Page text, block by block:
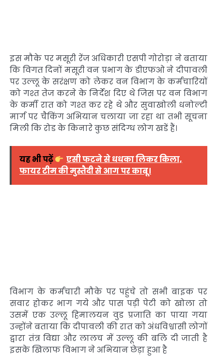
इस मौके पर मसूरी रेंज अधिकारी एसपी गोरोड़ा ने बताया
कि विगत दिनों मसूरी वन प्रभाग के डीएफओ ने दीपावली
पर उल्लू के सरंक्षण को लेकर वन विभाग के कर्मचारियों
को गश्त तेज करने के निर्देश दिए थे जिस पर वन विभाग
के कर्मी रात को गश्त कर रहे थे और सुवाखोली धनोल्टी
मार्ग पर चैकिंग अभियान चलाया जा रहा था तभी सूचना
मिली कि रोड के किनारे कुछ संदिग्ध लोग खडें हैं।
यह भी पढ़ें
एसी फटने से धधका लिकर किला,
फायर टीम की मुस्तैदी से आग पर काबू।
विभाग के कर्मचारी मौके पर पहुंचे तो सभी बाइक पर
सवार होकर भाग गये और पास पड़ी पेटी को खोला तो
उसमें एक उल्लू हिमालयन वुड प्रजाति का पाया गया
उन्होंने बताया कि दीपावली की रात को अंधविश्वासी लोगों
द्वारा तंत्र विद्या और लालच में उल्लू की बलि दी जाती है
इसके खिलाफ विभाग ने अभियान छेड़ा हुआ है